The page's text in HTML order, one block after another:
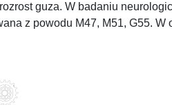
guza. W badaniu
z powodu M47, M51, G55. W